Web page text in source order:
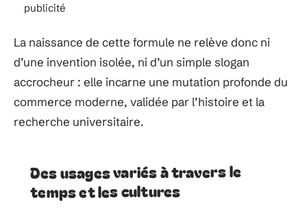
publicité
La naissance de cette formule ne relève donc ni
d’une invention isolée, ni d’un simple slogan
accrocheur : elle incarne une mutation profonde du
commerce moderne, validée par l’histoire et la
recherche universitaire.
Des usages variés à travers le
temps et les cultures